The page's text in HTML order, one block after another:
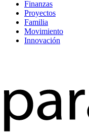
Finanzas
Proyectos
Familia
Movimiento
Innovación